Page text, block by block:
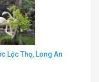
Lộc Thọ, Long An